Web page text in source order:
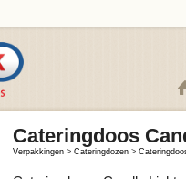
Cateringdoos
Verpakkingen > Cateringdozen >